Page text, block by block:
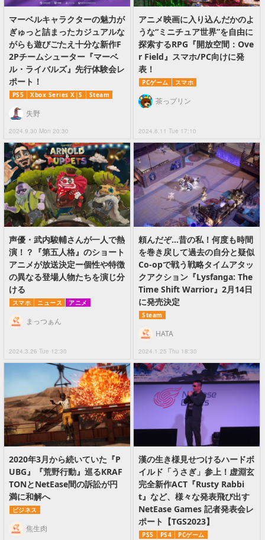
マーベルキャラクターの魅力が
ぎゅっと詰まったカジュアルな
がらも遊びごたえ十分な新作F
2Pチームシューター『マーベ
ル・ライバルズ』先行体験会レ
ポート！
PS5 Xbox Series X|S Steam
2024.9.30 Mon 20:30
失野
アニメ映画に入り込んだかのよ
うな“ミニチュア世界”を自由に
探索するRPG『開放空間：Ove
r Field』スマホ/PC向けに発
表！
PCゲーム スマホ
2024.6.11 Tue 17:10
茶っプリン
声優・武内駿輔さんが一人で熱
演！？『第五人格』のショート
アニメが放送決定ー個性や特徴
の異なる登場人物たちを演じ分
ける
スマホ ニュース アニメ
2024.3.26 Tue 12:30
まっつぁん
頼んだぞ…昔の私！何度も時間
を巻き戻して過去の自分と疑似
Co-opで戦う戦略タイムアタッ
クアクション『Lysfanga: The
Time Shift Warrior』2月14日
に発売決定
Steam
2024.1.25 Thu 18:30
HATA
2020年3月から続いていた『P
UBG』『荒野行動』巡るKRAF
TONとNetEase間の訴訟が円
満に和解へ
ビジネス
焦生肉
漢の生き様見せつけるハードボ
イルド「うさぎ」参上！虚淵玄
完全新作ACT『Rusty Rabbi
t』など、様々な発表飛び出す
NetEase Games 記者発表会レ
ポート【TGS2023】
PS5 PS4 PCゲーム